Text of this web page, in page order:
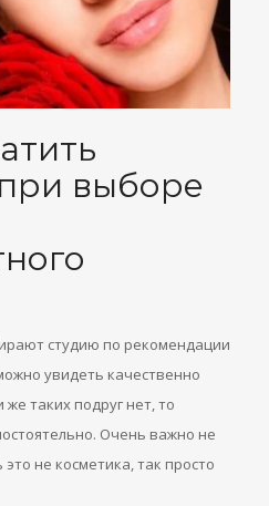
выборе
студию по рекомендации
увидеть качественно
таких подруг нет, то
Очень важно не
не косметика, так просто